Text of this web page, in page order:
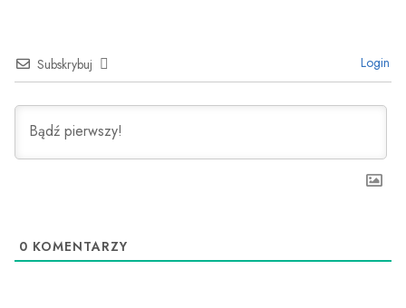
Subskrybuj Login
0 KOMENTARZY